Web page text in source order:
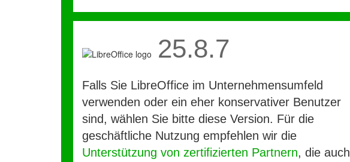
25.8.7
Falls Sie LibreOffice im Unternehmensumfeld
verwenden oder ein eher konservativer Benutzer
sind, wählen Sie bitte diese Version. Für die
geschäftliche Nutzung empfehlen wir die
Unterstützung von zertifizierten Partnern, die auch